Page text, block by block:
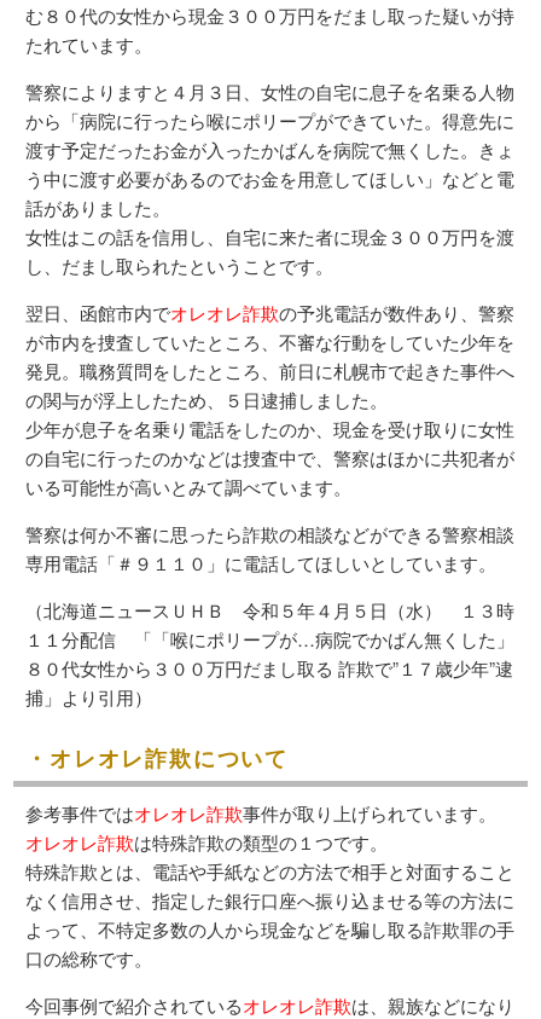
む８０代の女性から現金３００万円をだまし取った疑いが持
たれています。
警察によりますと４月３日、女性の自宅に息子を名乗る人物
から「病院に行ったら喉にポリープができていた。得意先に
渡す予定だったお金が入ったかばんを病院で無くした。きょ
う中に渡す必要があるのでお金を用意してほしい」などと電
話がありました。
女性はこの話を信用し、自宅に来た者に現金３００万円を渡
し、だまし取られたということです。
翌日、函館市内でオレオレ詐欺の予兆電話が数件あり、警察
が市内を捜査していたところ、不審な行動をしていた少年を
発見。職務質問をしたところ、前日に札幌市で起きた事件へ
の関与が浮上したため、５日逮捕しました。
少年が息子を名乗り電話をしたのか、現金を受け取りに女性
の自宅に行ったのかなどは捜査中で、警察はほかに共犯者が
いる可能性が高いとみて調べています。
警察は何か不審に思ったら詐欺の相談などができる警察相談
専用電話「＃９１１０」に電話してほしいとしています。
（北海道ニュースＵＨＢ 令和５年４月５日（水） １３時
１１分配信 「「喉にポリープが…病院でかばん無くした」
８０代女性から３００万円だまし取る 詐欺で”１７歳少年”逮
捕」より引用）
・オレオレ詐欺について
参考事件ではオレオレ詐欺事件が取り上げられています。
オレオレ詐欺は特殊詐欺の類型の１つです。
特殊詐欺とは、電話や手紙などの方法で相手と対面すること
なく信用させ、指定した銀行口座へ振り込ませる等の方法に
よって、不特定多数の人から現金などを騙し取る詐欺罪の手
口の総称です。
今回事例で紹介されているオレオレ詐欺は、親族などになり